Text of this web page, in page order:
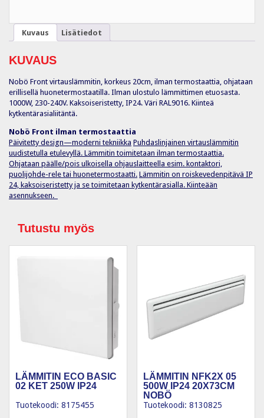
määrä
Kuvaus Lisätiedot
KUVAUS
Nobö Front virtauslämmitin, korkeus 20cm, ilman termostaattia, ohjataan
erillisellä huonetermostaatilla. Ilman ulostulo lämmittimen etuosasta.
1000W, 230-240V. Kaksoiseristetty, IP24. Väri RAL9016. Kiinteä
kytkentärasialiitäntä.
Nobö Front ilman termostaattia
Päivitetty design—moderni tekniikka Puhdaslinjainen virtauslämmitin
uudistetulla etulevyllä. Lämmitin toimitetaan ilman termostaattia.
Ohjataan päälle/pois ulkoisella ohjauslaitteella esim. kontaktori,
puolijohde-rele tai huonetermostaatti. Lämmitin on roiskevedenpitävä IP
24, kaksoiseristetty ja se toimitetaan kytkentärasialla. Kiinteään
asennukseen.
Tutustu myös
LÄMMITIN ECO BASIC
02 KET 250W IP24
Tuotekoodi: 8175455
LÄMMITIN NFK2X 05
500W IP24 20X73CM
NOBÖ
Tuotekoodi: 8130825